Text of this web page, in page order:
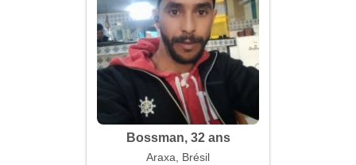
Bossman, 32 ans
Araxa, Brésil